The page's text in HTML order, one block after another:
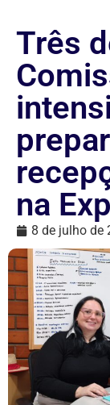
Três
na
8 de julho de